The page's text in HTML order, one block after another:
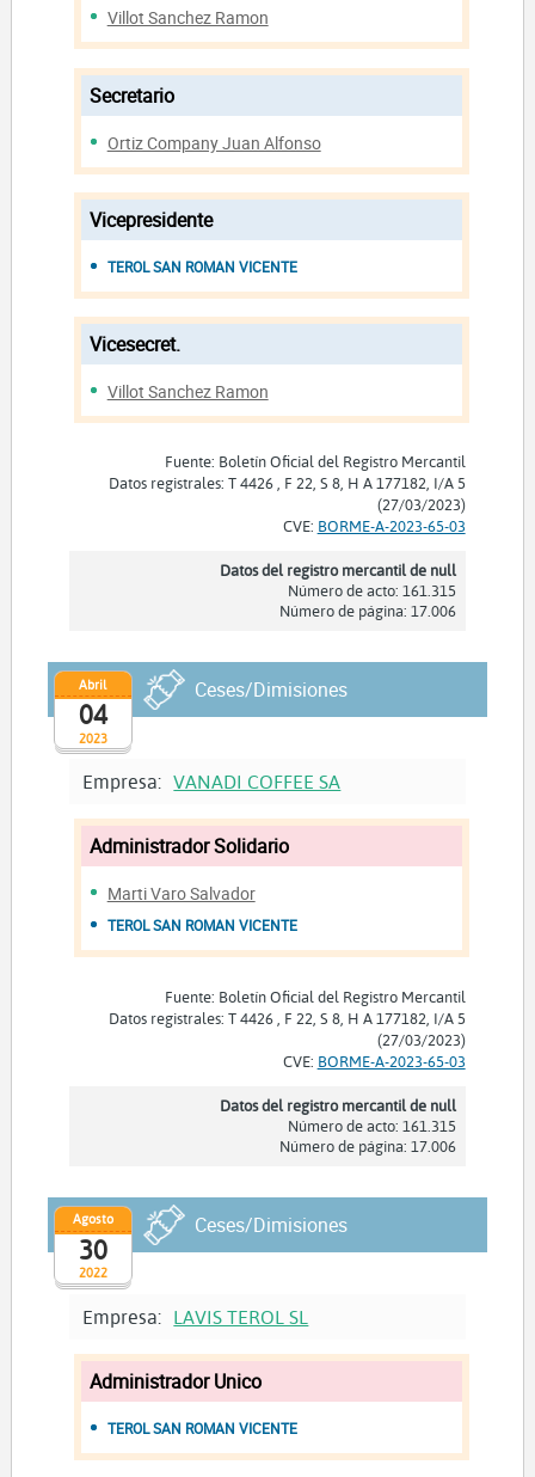
Villot Sanchez Ramon
Secretario
Ortiz Company Juan Alfonso
Vicepresidente
TEROL SAN ROMAN VICENTE
Vicesecret.
Villot Sanchez Ramon
Fuente: Boletín Oficial del Registro Mercantil
Datos registrales: T 4426 , F 22, S 8, H A 177182, I/A 5
(27/03/2023)
CVE: BORME-A-2023-65-03
Datos del registro mercantil de null
Número de acto: 161.315
Número de página: 17.006
2023
Abril
04
Ceses/Dimisiones
Empresa: VANADI COFFEE SA
Administrador Solidario
Marti Varo Salvador
TEROL SAN ROMAN VICENTE
Fuente: Boletín Oficial del Registro Mercantil
Datos registrales: T 4426 , F 22, S 8, H A 177182, I/A 5
(27/03/2023)
CVE: BORME-A-2023-65-03
Datos del registro mercantil de null
Número de acto: 161.315
Número de página: 17.006
2022
Agosto
30
Ceses/Dimisiones
Empresa: LAVIS TEROL SL
Administrador Unico
TEROL SAN ROMAN VICENTE